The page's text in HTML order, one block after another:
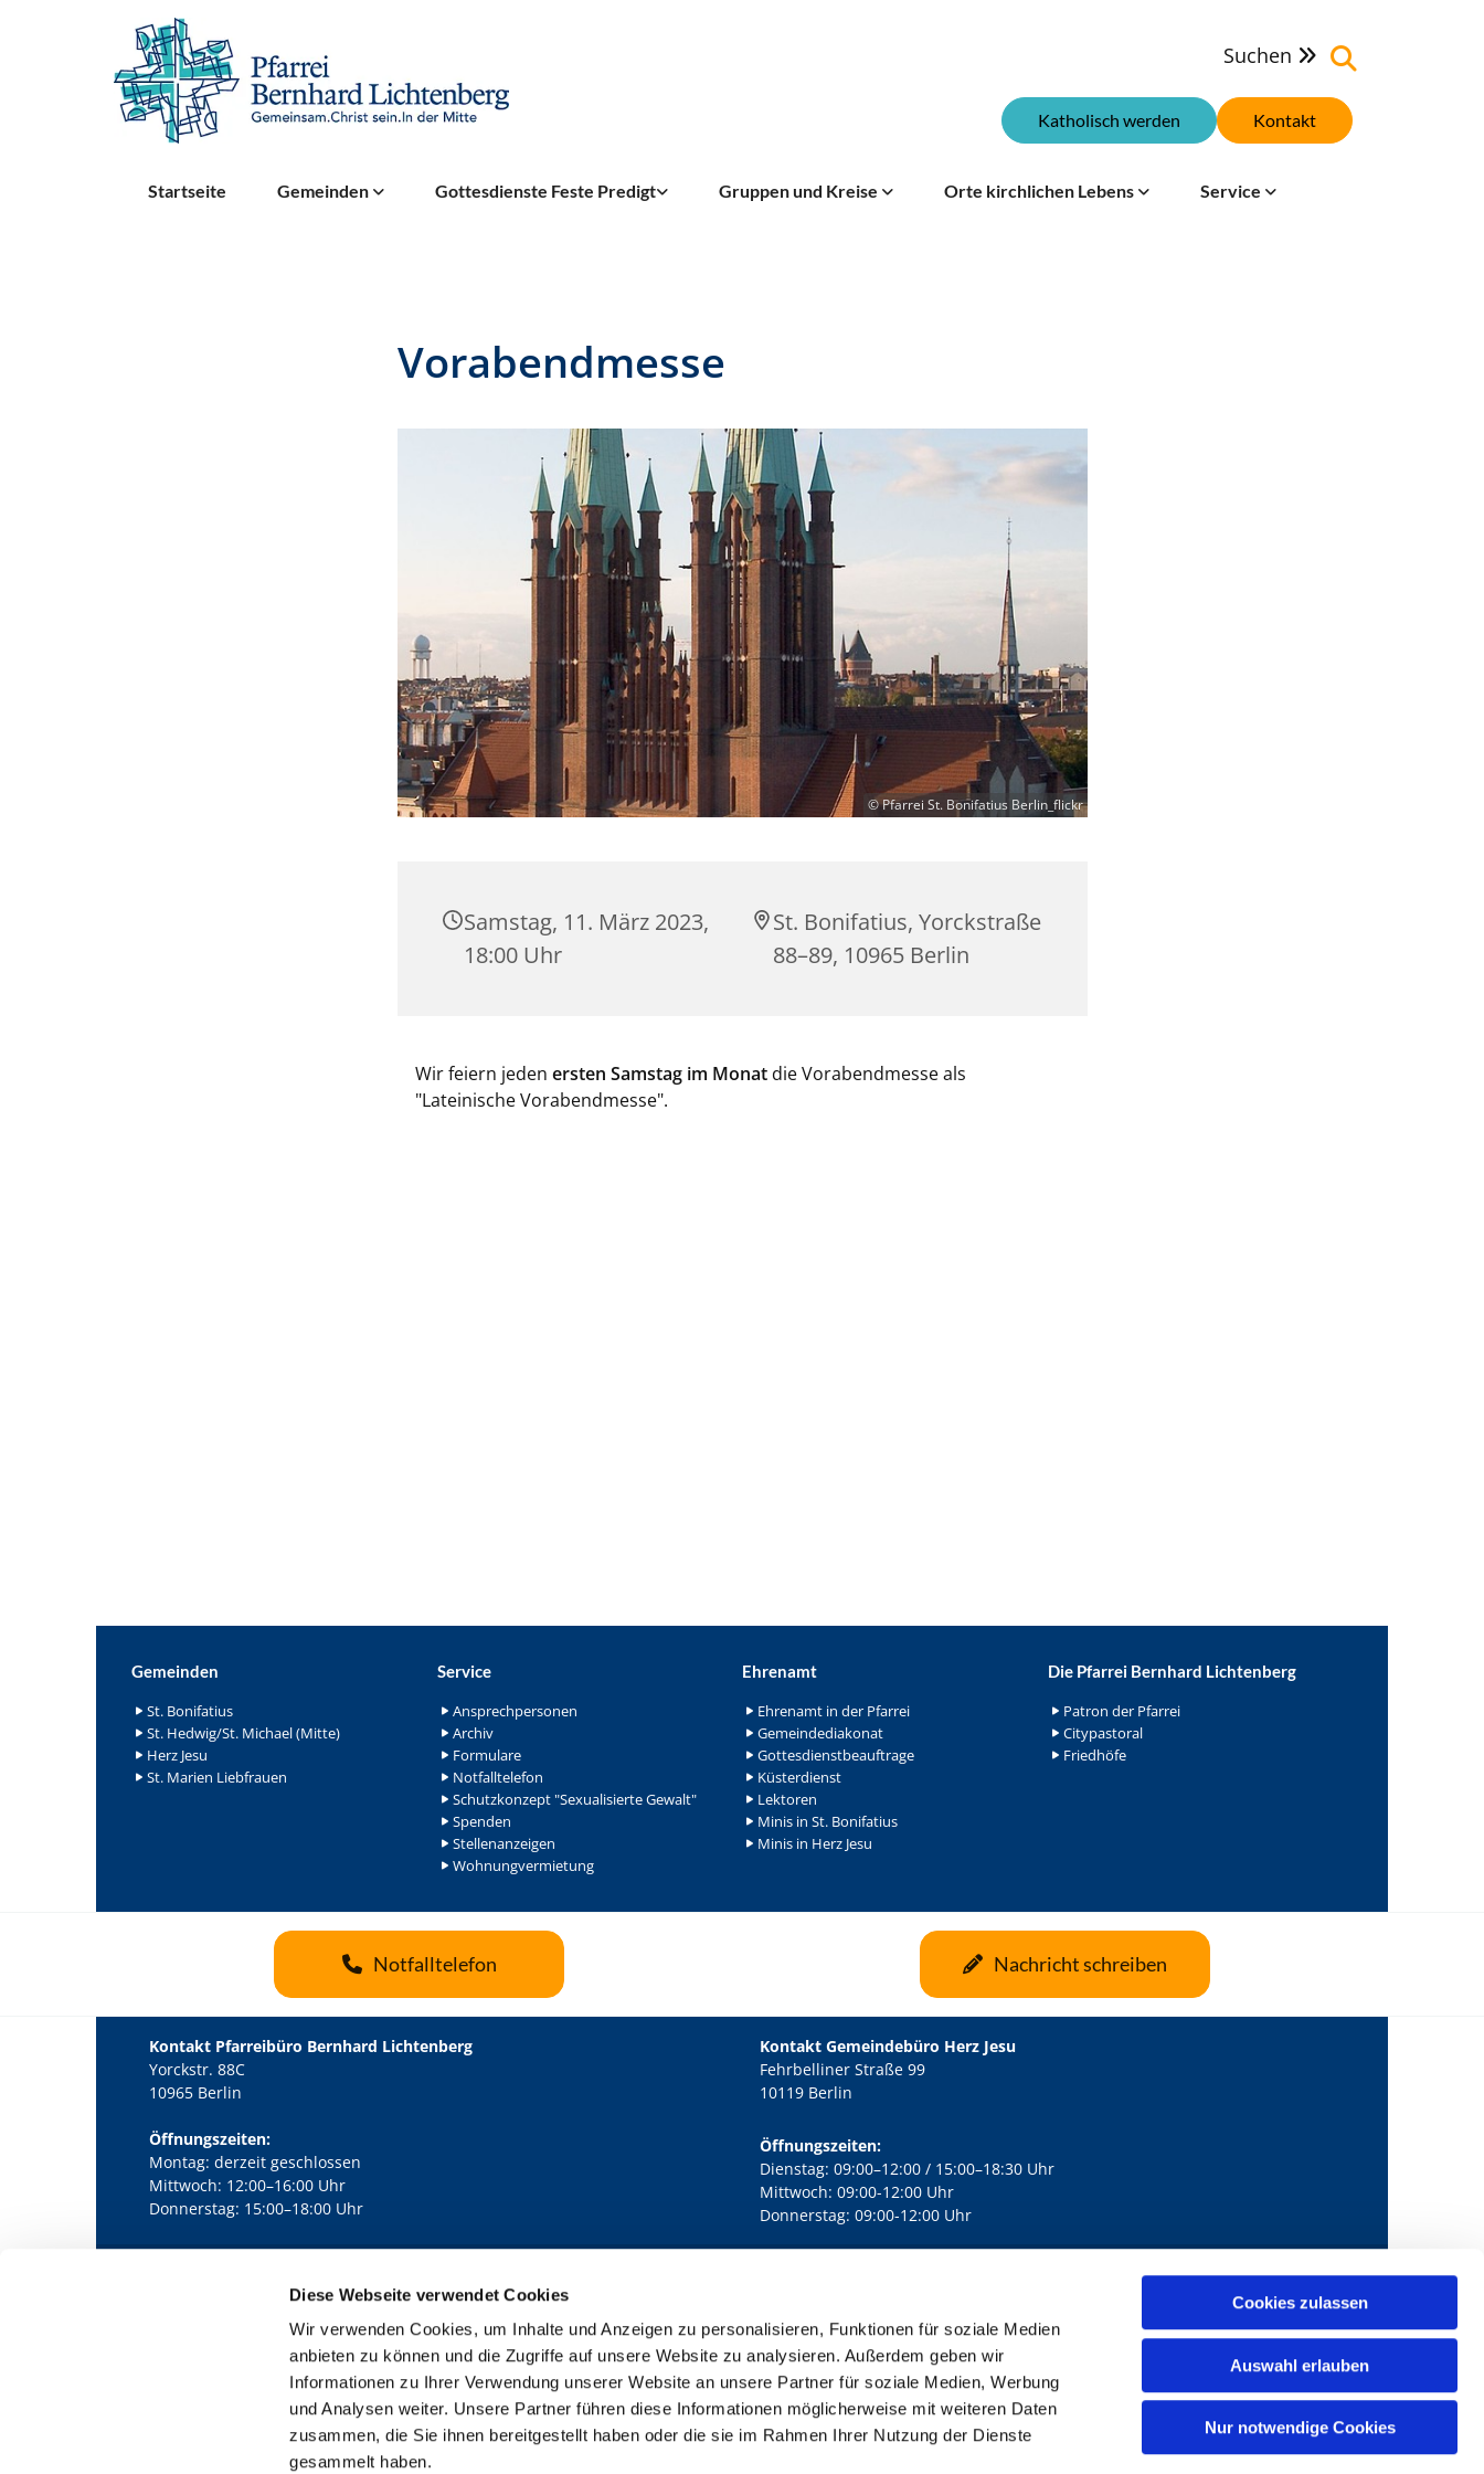
Diese Webseite verwendet Cookies
Wir verwenden Cookies, um Inhalte und Anzeigen zu personalisieren, Funktionen für soziale Medien
anbieten zu können und die Zugriffe auf unsere Website zu analysieren. Außerdem geben wir
Informationen zu Ihrer Verwendung unserer Website an unsere Partner für soziale Medien, Werbung
und Analysen weiter. Unsere Partner führen diese Informationen möglicherweise mit weiteren Daten
zusammen, die Sie ihnen bereitgestellt haben oder die sie im Rahmen Ihrer Nutzung der Dienste
gesammelt haben.
Cookies zulassen
Auswahl erlauben
Nur notwendige Cookies
Suchen 
Kontakt
Katholisch werden
Startseite Gemeinden Gottesdienste Feste Predigt Gruppen und Kreise Orte kirchlichen Lebens Service
Vorabendmesse
© Pfarrei St. Bonifatius Berlin_flickr
Samstag, 11. März 2023,
18:00 Uhr
St. Bonifatius, Yorckstraße
88–89, 10965 Berlin
Wir feiern jeden ersten Samstag im Monat die Vorabendmesse als
"Lateinische Vorabendmesse".
Gemeinden
St. Bonifatius
St. Hedwig/St. Michael (Mitte)
Herz Jesu
St. Marien Liebfrauen
Service
Ansprechpersonen
Archiv
Formulare
Notfalltelefon
Schutzkonzept "Sexualisierte Gewalt"
Spenden
Stellenanzeigen
Wohnungvermietung
Ehrenamt
Ehrenamt in der Pfarrei
Gemeindediakonat
Gottesdienstbeauftrage
Küsterdienst
Lektoren
Minis in St. Bonifatius
Minis in Herz Jesu
Die Pfarrei Bernhard Lichtenberg
Patron der Pfarrei
Citypastoral
Friedhöfe
Notfalltelefon Nachricht schreiben
Kontakt Pfarreibüro Bernhard Lichtenberg
Yorckstr. 88C
10965 Berlin
Öffnungszeiten:
Montag: derzeit geschlossen
Mittwoch: 12:00–16:00 Uhr
Donnerstag: 15:00–18:00 Uhr
Kontakt Gemeindebüro Herz Jesu
Fehrbelliner Straße 99
10119 Berlin
Öffnungszeiten:
Dienstag: 09:00–12:00 / 15:00–18:30 Uhr
Mittwoch: 09:00-12:00 Uhr
Donnerstag: 09:00-12:00 Uhr
Kath. Kirchengemeinde Pfarrei Bernhard Lichtenberg Berlin-Mitte · Yorckstr. 88C, 10965 Berlin mail@bernhard-lichtenberg.berlin
Kontaktinformationen Impressum